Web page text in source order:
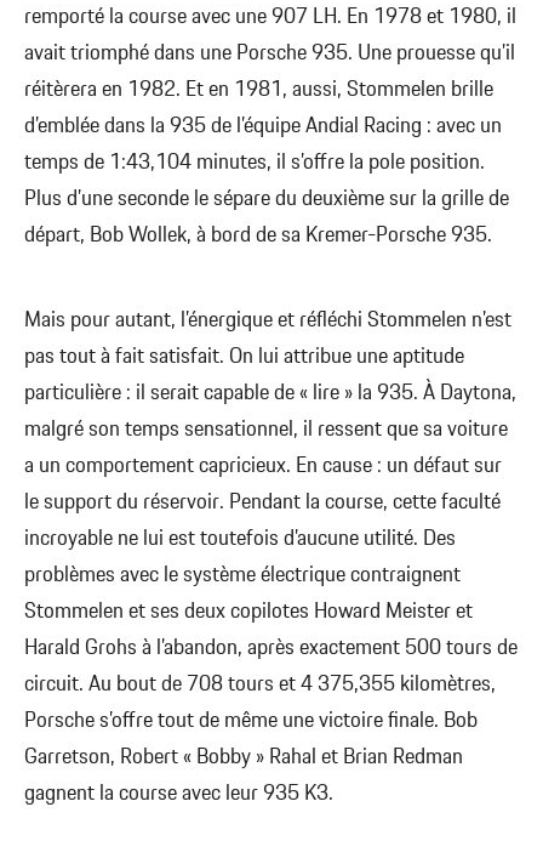
remporté la course avec une 907 LH. En 1978 et 1980, il
avait triomphé dans une Porsche 935. Une prouesse qu’il
réitèrera en 1982. Et en 1981, aussi, Stommelen brille
d’emblée dans la 935 de l’équipe Andial Racing : avec un
temps de 1:43,104 minutes, il s’offre la pole position.
Plus d’une seconde le sépare du deuxième sur la grille de
départ, Bob Wollek, à bord de sa Kremer-Porsche 935.
Mais pour autant, l’énergique et réfléchi Stommelen n’est
pas tout à fait satisfait. On lui attribue une aptitude
particulière : il serait capable de « lire » la 935. À Daytona,
malgré son temps sensationnel, il ressent que sa voiture
a un comportement capricieux. En cause : un défaut sur
le support du réservoir. Pendant la course, cette faculté
incroyable ne lui est toutefois d’aucune utilité. Des
problèmes avec le système électrique contraignent
Stommelen et ses deux copilotes Howard Meister et
Harald Grohs à l’abandon, après exactement 500 tours de
circuit. Au bout de 708 tours et 4 375,355 kilomètres,
Porsche s’offre tout de même une victoire finale. Bob
Garretson, Robert « Bobby » Rahal et Brian Redman
gagnent la course avec leur 935 K3.